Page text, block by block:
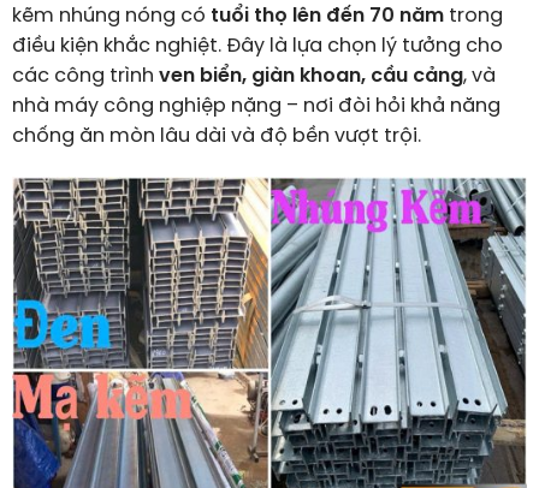
kẽm nhúng nóng có tuổi thọ lên đến 70 nămtrong
điều kiện khắc nghiệt. Đây là lựa chọn lý tưởng cho
các công trình ven biển, giàn khoan, cầu cảng, và
nhà máy công nghiệp nặng – nơi đòi hỏi khả năng
chống ăn mòn lâu dài và độ bền vượt trội.